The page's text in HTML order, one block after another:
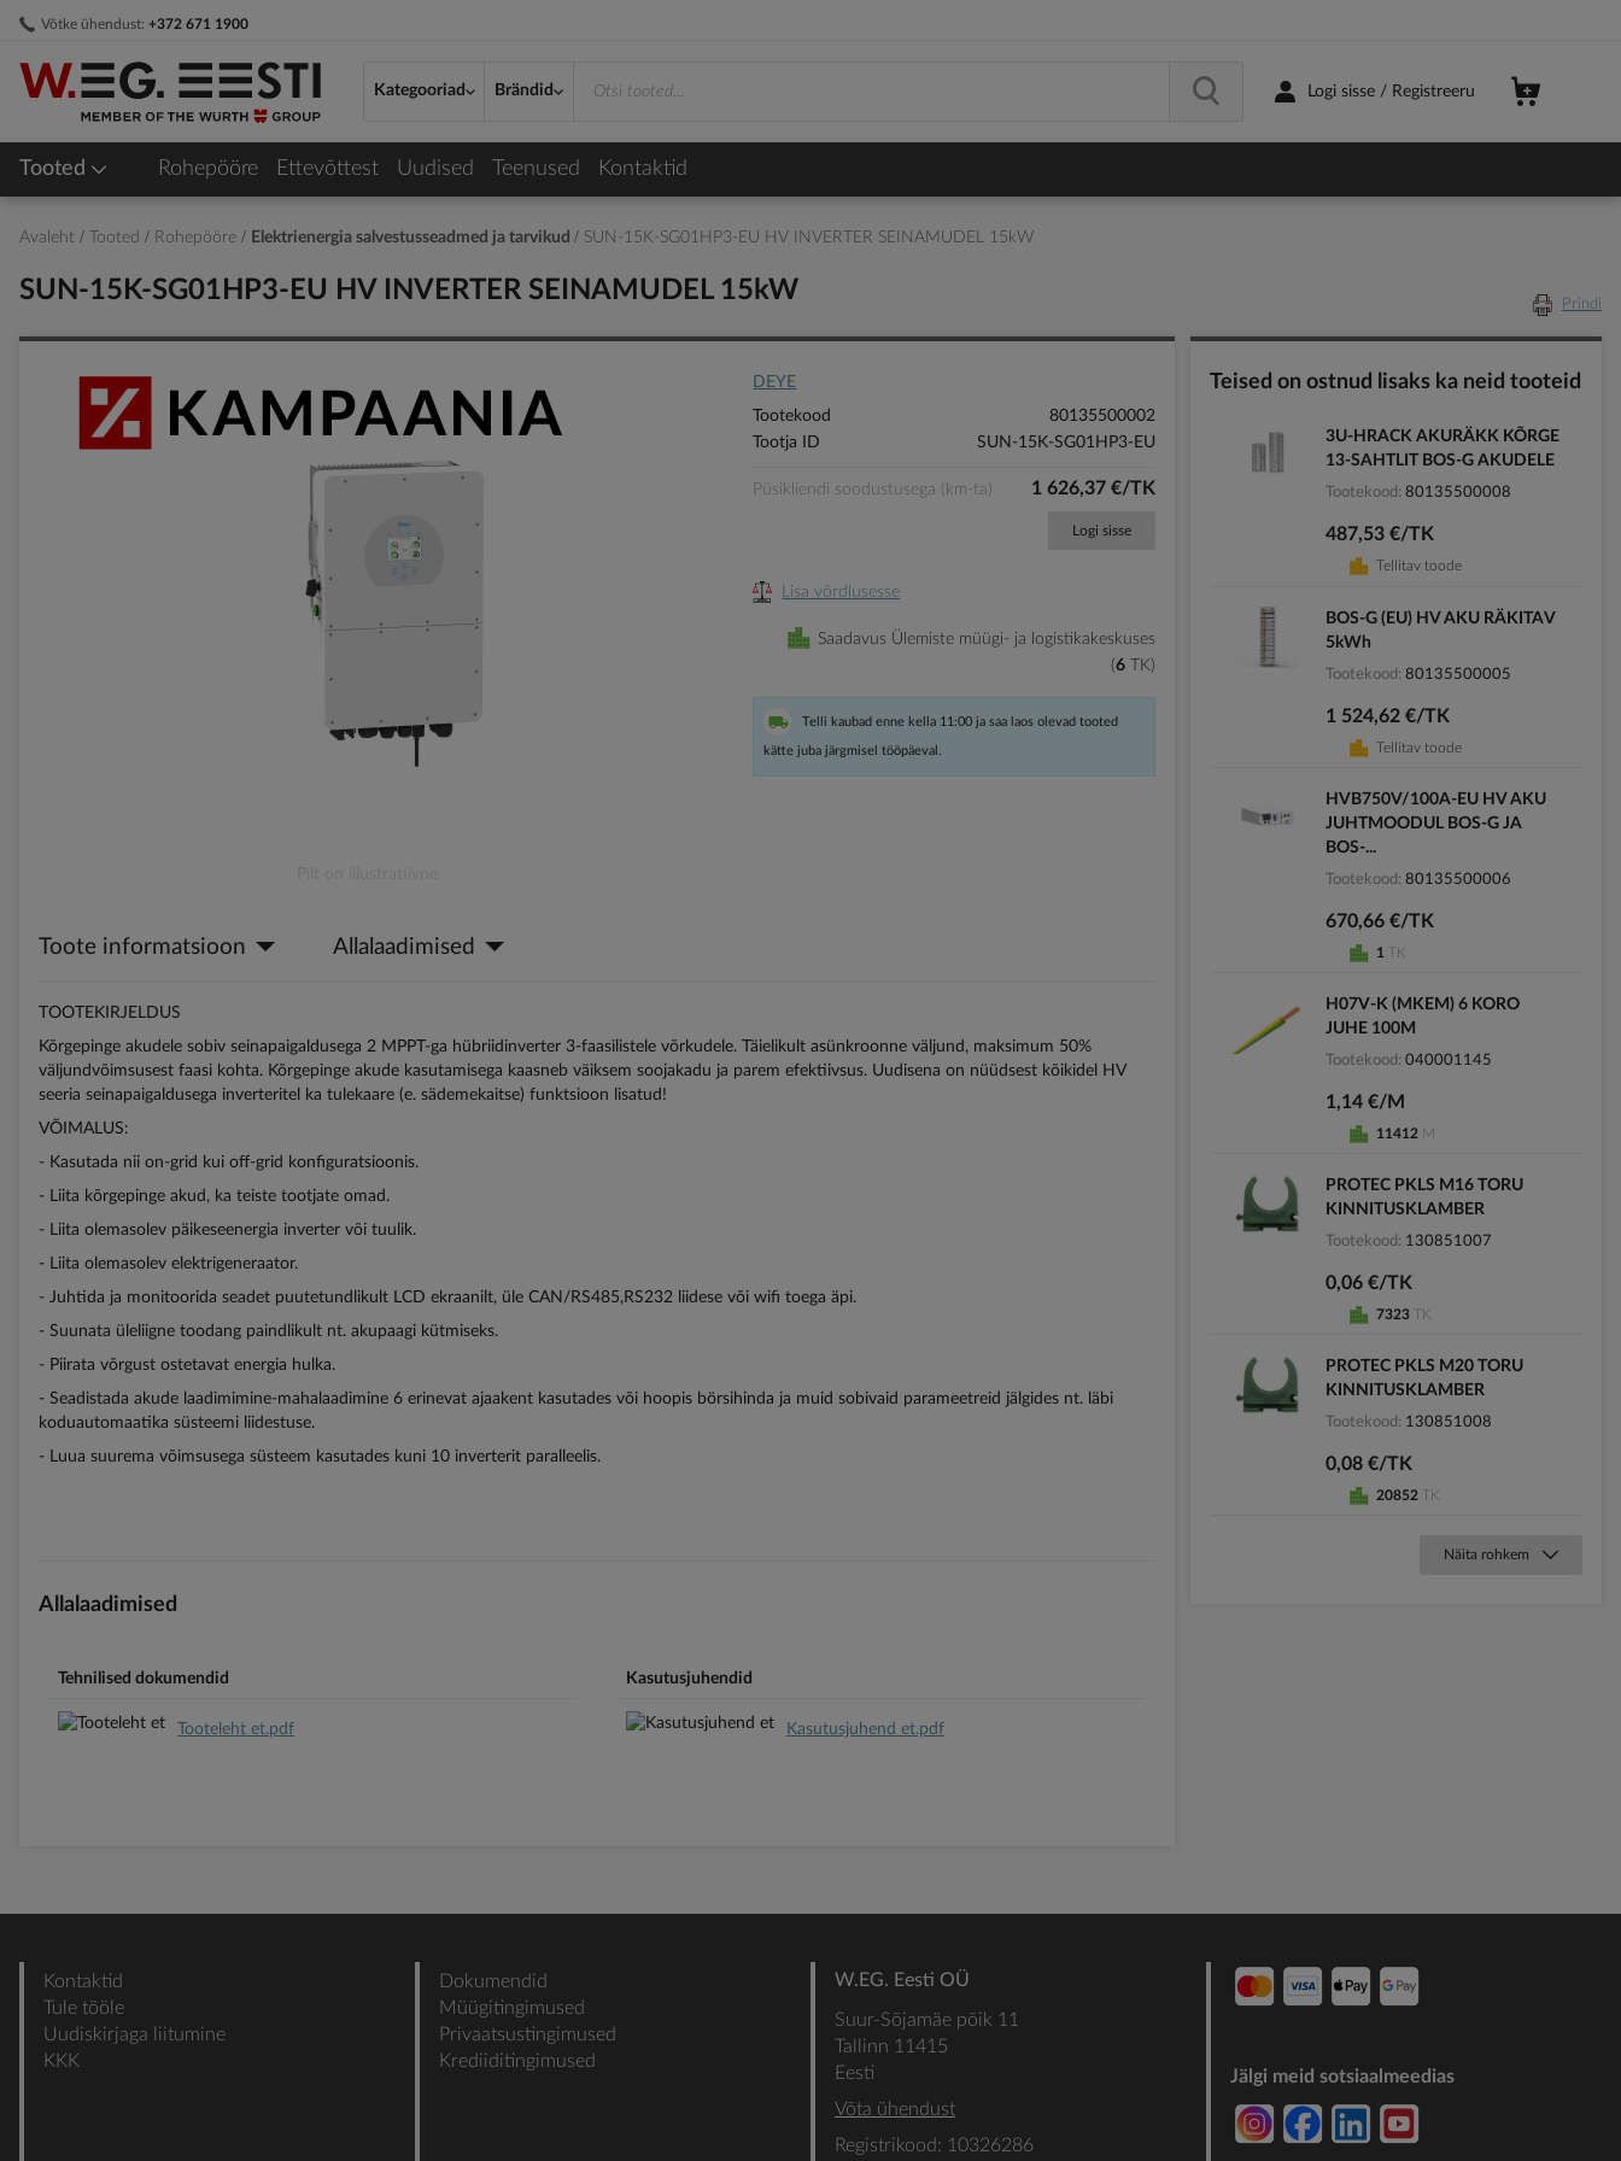
Võtke ühendust: +372 671 1900
Skip
Content
Kategooriad
Brändid Logi sisse / Registreeru
Tooted Rohepööre Ettevõttest Uudised Teenused Kontaktid
Avaleht Tooted Rohepööre Elektrienergia salvestusseadmed ja tarvikud SUN-15K-SG01HP3-EU HV INVERTER SEINAMUDEL 15kW
SUN-15K-SG01HP3-EU HV INVERTER SEINAMUDEL 15kW Prindi
beginning
images
gallery
DEYE
Tootekood
80135500002
Tootja ID
SUN-15K-SG01HP3-EU
Püsikliendi soodustusega (km-ta) 1 626,37 €/TK
Logi sisse
Lisa võrdlusesse
Saadavus Ülemiste müügi- ja logistikakeskuses
6
TK
Telli kaubad enne kella 11:00 ja saa laos olevad tooted
kätte juba järgmisel tööpäeval.
Toote informatsioon Allalaadimised
TOOTEKIRJELDUS
Kõrgepinge akudele sobiv seinapaigaldusega 2 MPPT-ga hübriidinverter 3-faasilistele võrkudele. Täielikult asünkroonne väljund, maksimum 50%
väljundvõimsusest faasi kohta. Kõrgepinge akude kasutamisega kaasneb väiksem soojakadu ja parem efektiivsus. Uudisena on nüüdsest kõikidel HV
seeria seinapaigaldusega inverteritel ka tulekaare (e. sädemekaitse) funktsioon lisatud!
VÕIMALUS:
- Kasutada nii on-grid kui off-grid konfiguratsioonis.
- Liita kõrgepinge akud, ka teiste tootjate omad.
- Liita olemasolev päikeseenergia inverter või tuulik.
- Liita olemasolev elektrigeneraator.
- Juhtida ja monitoorida seadet puutetundlikult LCD ekraanilt, üle CAN/RS485,RS232 liidese või wifi toega äpi.
- Suunata üleliigne toodang paindlikult nt. akupaagi kütmiseks.
- Piirata võrgust ostetavat energia hulka.
- Seadistada akude laadimimine-mahalaadimine 6 erinevat ajaakent kasutades või hoopis börsihinda ja muid sobivaid parameetreid jälgides nt. läbi
koduautomaatika süsteemi liidestuse.
- Luua suurema võimsusega süsteem kasutades kuni 10 inverterit paralleelis.
Allalaadimised
Tehnilised dokumendid
Tooteleht et.pdf
Kasutusjuhendid
Kasutusjuhend et.pdf
Teised on ostnud lisaks ka neid tooteid
3U-HRACK AKURÄKK KÕRGE
13-SAHTLIT BOS-G AKUDELE
Tootekood 80135500008
487,53 €/TK
Tellitav toode
BOS-G (EU) HV AKU RÄKITAV
5kWh
Tootekood 80135500005
1 524,62 €/TK
Tellitav toode
HVB750V/100A-EU HV AKU
JUHTMOODUL BOS-G JA
BOS-...
Tootekood 80135500006
670,66 €/TK
1 TK
H07V-K (MKEM) 6 KORO
JUHE 100M
Tootekood 040001145
1,14 €/M
11412 M
PROTEC PKLS M16 TORU
KINNITUSKLAMBER
Tootekood 130851007
0,06 €/TK
7323 TK
PROTEC PKLS M20 TORU
KINNITUSKLAMBER
Tootekood 130851008
0,08 €/TK
20852 TK
Näita rohkem
Kontaktid
Tule tööle
Uudiskirjaga liitumine
KKK
Dokumendid
Müügitingimused
Privaatsustingimused
Krediiditingimused
W.EG. Eesti OÜ
Suur-Sõjamäe põik 11
Tallinn 11415
Eesti
Võta ühendust
Registrikood: 10326286
Jälgi meid sotsiaalmeedias